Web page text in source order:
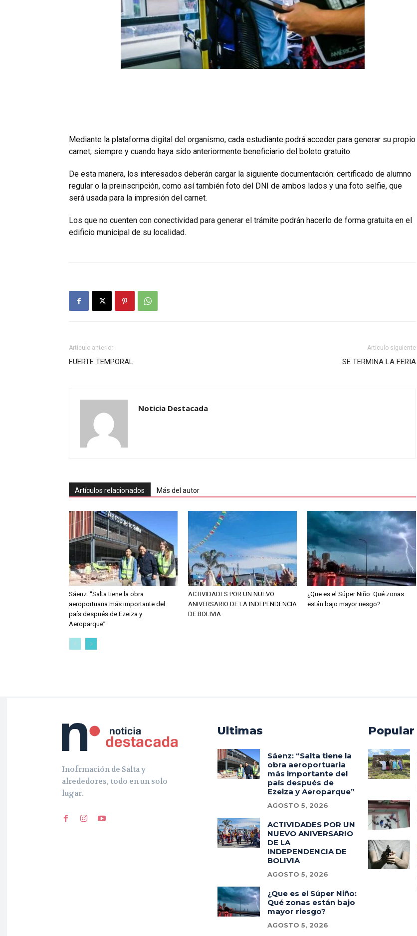
Mediante la plataforma digital del organismo, cada estudiante podrá acceder para generar su propio
carnet, siempre y cuando haya sido anteriormente beneficiario del boleto gratuito.
De esta manera, los interesados deberán cargar la siguiente documentación: certificado de alumno
regular o la preinscripción, como así también foto del DNI de ambos lados y una foto selfie, que
será usada para la impresión del carnet.
Los que no cuenten con conectividad para generar el trámite podrán hacerlo de forma gratuita en el
edificio municipal de su localidad.
Artículo anterior
FUERTE TEMPORAL
Artículo siguiente
SE TERMINA LA FERIA
Noticia Destacada
Artículos relacionados Más del autor
Sáenz: “Salta tiene la obra
aeroportuaria más importante del
país después de Ezeiza y
Aeroparque”
ACTIVIDADES POR UN NUEVO
ANIVERSARIO DE LA INDEPENDENCIA
DE BOLIVIA
¿Que es el Súper Niño: Qué zonas
están bajo mayor riesgo?
Inofrmación de Salta y
alrededores, todo en un solo
lugar.
Ultimas
Sáenz: “Salta tiene la
obra aeroportuaria
más importante del
país después de
Ezeiza y Aeroparque”
AGOSTO 5, 2026
ACTIVIDADES POR UN
NUEVO ANIVERSARIO
DE LA
INDEPENDENCIA DE
BOLIVIA
AGOSTO 5, 2026
¿Que es el Súper Niño:
Qué zonas están bajo
mayor riesgo?
AGOSTO 5, 2026
Popular